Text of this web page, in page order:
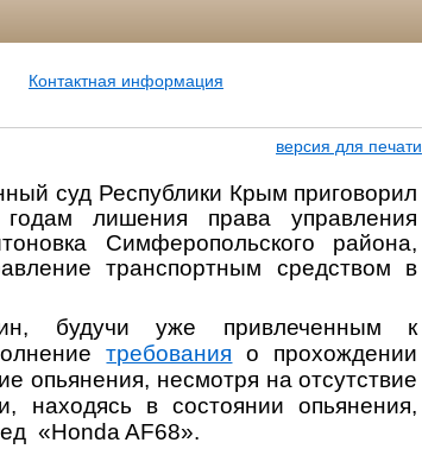
Контактная информация
версия для печати
суд Республики Крым приговорил
лишения права управления
Симферопольского района,
транспортным средством в
будучи уже привлеченным к
требования о прохождении
опьянения, несмотря на отсутствие
находясь в состоянии опьянения,
«Honda AF68».